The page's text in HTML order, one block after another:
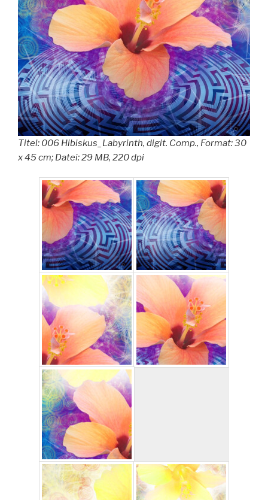
Titel: 006 Hibiskus_Labyrinth, digit. Comp., Format: 30
x 45 cm; Datei: 29 MB, 220 dpi